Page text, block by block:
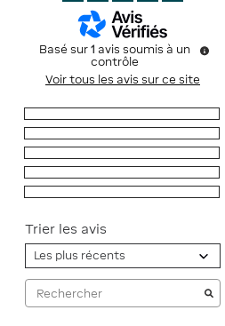
Basé sur 1 avis soumis à un
contrôle
Voir tous les avis sur ce site
Trier les avis